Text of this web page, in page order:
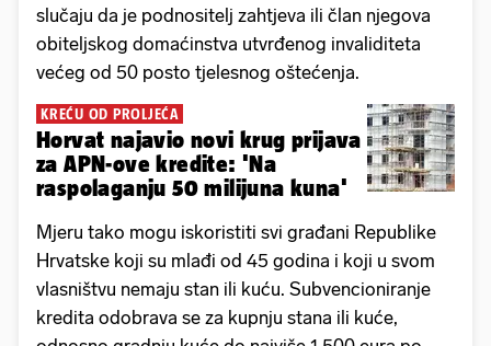
slučaju da je podnositelj zahtjeva ili član njegova
obiteljskog domaćinstva utvrđenog invaliditeta
većeg od 50 posto tjelesnog oštećenja.
KREĆU OD PROLJEĆA
Horvat najavio novi krug prijava
za APN-ove kredite: 'Na
raspolaganju 50 milijuna kuna'
Mjeru tako mogu iskoristiti svi građani Republike
Hrvatske koji su mlađi od 45 godina i koji u svom
vlasništvu nemaju stan ili kuću. Subvencioniranje
kredita odobrava se za kupnju stana ili kuće,